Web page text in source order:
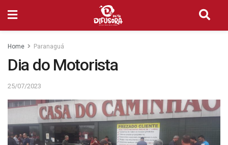
Home Paranaguá
Dia do Motorista
25/07/2023